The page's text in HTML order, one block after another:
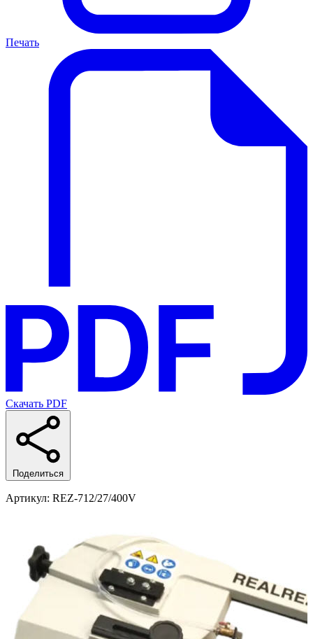
Печать
Скачать PDF
Поделиться
Артикул: REZ-712/27/400V